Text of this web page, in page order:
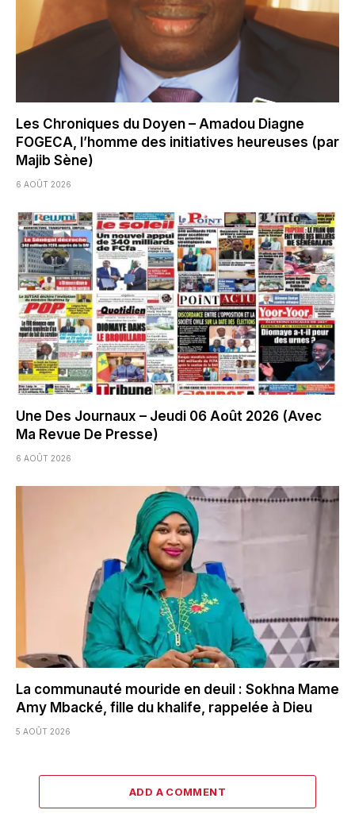
Les Chroniques du Doyen – Amadou Diagne
FOGECA, l’homme des initiatives heureuses (par
Majib Sène)
6 AOÛT 2026
Une Des Journaux – Jeudi 06 Août 2026 (Avec
Ma Revue De Presse)
6 AOÛT 2026
La communauté mouride en deuil : Sokhna Mame
Amy Mbacké, fille du khalife, rappelée à Dieu
5 AOÛT 2026
ADD A COMMENT